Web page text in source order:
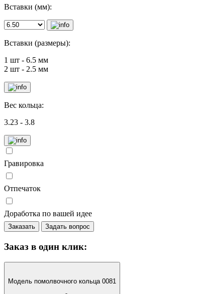
Вставки (мм):
Вставки (размеры):
1 шт - 6.5 мм
2 шт - 2.5 мм
Вес кольца:
3.23 - 3.8
Гравировка
Отпечаток
Доработка по вашей идее
Заказать Задать вопрос
Заказ в один клик:
Модель помолвочного кольца 0081